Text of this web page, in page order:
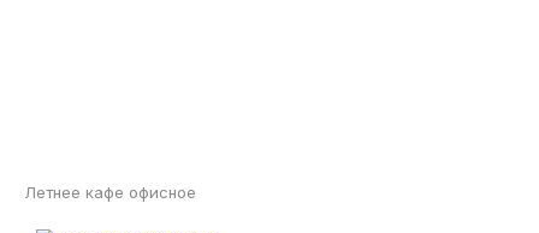
Летнее кафе офисное